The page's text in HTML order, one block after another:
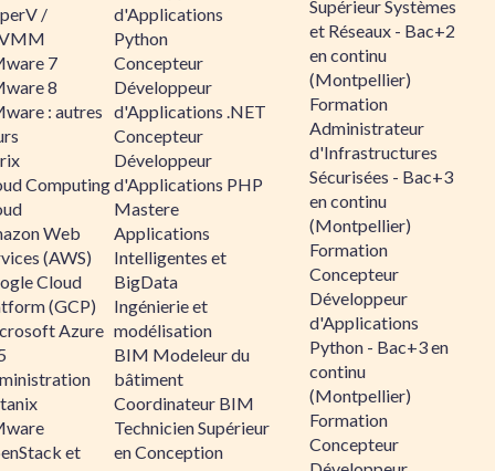
/
7
8
: autres
Computing
Web
(AWS)
Cloud
(GCP)
Azure
et
d'Applications
Python
Concepteur
Développeur
d'Applications .NET
Concepteur
Développeur
d'Applications PHP
Mastere
Applications
Intelligentes et
BigData
Ingénierie et
modélisation
BIM Modeleur du
bâtiment
Coordinateur BIM
Technicien Supérieur
en Conception
Supérieur Systèmes
et Réseaux - Bac+2
en continu
(Montpellier)
Formation
Administrateur
d'Infrastructures
Sécurisées - Bac+3
en continu
(Montpellier)
Formation
Concepteur
Développeur
d'Applications
Python - Bac+3 en
continu
(Montpellier)
Formation
Concepteur